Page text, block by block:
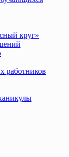
круг»
работников